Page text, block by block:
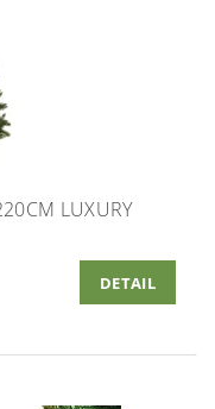
LUXURY
DETAIL